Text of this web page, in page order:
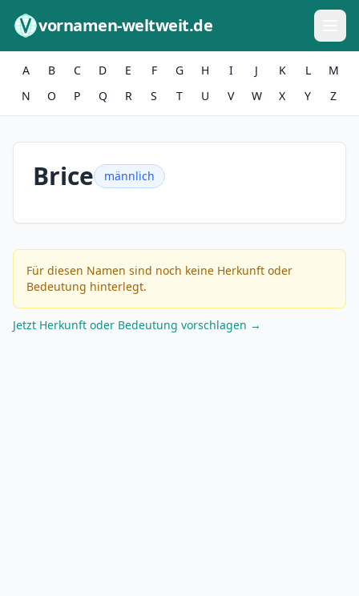
vornamen-weltweit.de
A B C D E F G H I J K L
M
N
O P Q R S T U V W X Y Z
Brice männlich
Für diesen Namen sind noch keine Herkunft oder
Bedeutung hinterlegt.
Jetzt Herkunft oder Bedeutung vorschlagen →